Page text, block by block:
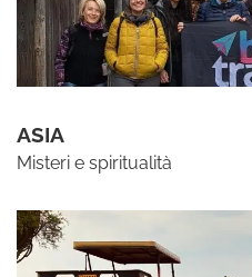
ASIA
Misteri e spiritualità